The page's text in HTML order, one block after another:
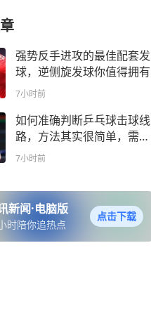
强势反手进攻的最佳配套发
球，逆侧旋发球你值得拥有
7小时前
如何准确判断乒乓球击球线
路，方法其实很简单，需要
一点想象力
7小时前
新闻·电脑版
时陪你追热点
点击下载